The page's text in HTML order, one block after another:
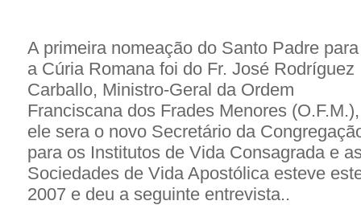
A primeira nomeação do Santo Padre para
a Cúria Romana foi do Fr. José Rodríguez
Carballo, Ministro-Geral da Ordem
Franciscana dos Frades Menores (O.F.M.),
ele sera o novo Secretário da
para os Institutos de Vida Consagrada e
Sociedades de Vida Apostólica esteve
2007 e deu a seguinte entrevista..